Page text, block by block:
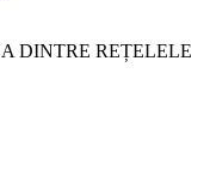
DINTRE REȚELELE